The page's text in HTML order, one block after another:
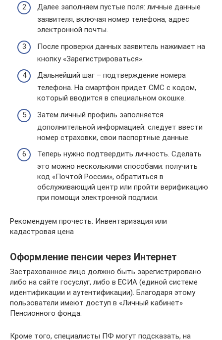
Далее заполняем пустые поля: личные данные
заявителя, включая номер телефона, адрес
электронной почты.
После проверки данных заявитель нажимает на
кнопку «Зарегистрироваться».
Дальнейший шаг – подтверждение номера
телефона. На смартфон придет СМС с кодом,
который вводится в специальном окошке.
Затем личный профиль заполняется
дополнительной информацией: следует ввести
номер страховки, свои паспортные данные.
Теперь нужно подтвердить личность. Сделать
это можно несколькими способами: получить
код «Почтой России», обратиться в
обслуживающий центр или пройти верификацию
при помощи электронной подписи.
Рекомендуем прочесть: Инвентаризация или
кадастровая цена
Оформление пенсии через Интернет
Застрахованное лицо должно быть зарегистрировано
либо на сайте госуслуг, либо в ЕСИА (единой системе
идентификации и аутентификации). Благодаря этому
пользователи имеют доступ в «Личный кабинет»
Пенсионного фонда.
Кроме того, специалисты ПФ могут подсказать, на